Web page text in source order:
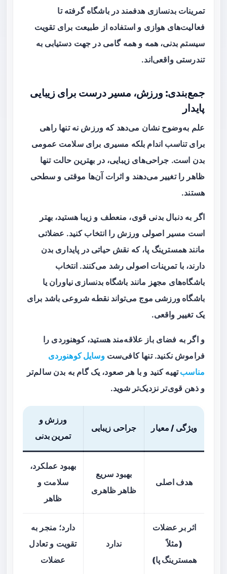
تمرینات بدنسازی هدفمند در باشگاه گرفته تا
فعالیت‌های هوازی و استفاده از طبیعت برای تقویت
سیستم بدنی، همه و همه گامی در جهت دستیابی به
تندرستی واقعی‌اند.
جمع‌بندی: ورزش، مسیر درست برای زیبایی
پایدار
علم به‌وضوح نشان می‌دهد که ورزش نه تنها راهی
برای تناسب اندام بلکه مسیری برای سلامت عمومی
بدن است. جراحی‌های زیبایی، در بهترین حالت تنها
ظاهر را تغییر می‌دهند و اثرات آن‌ها موقتی و سطحی
هستند.
اگر به دنبال بدنی قوی، منعطف و زیبا هستید، بهتر
است مسیر اصولی ورزش را انتخاب کنید. عضلاتی
مانند همسترینگ پا، که نقش حیاتی در پایداری بدن
دارند، با تمرینات اصولی رشد می‌کنند. انتخاب
باشگاه‌های مجهز مانند باشگاه بدنسازی نیاوران یا
باشگاه ورزشی موج می‌تواند نقطه شروعی باشد برای
یک تغییر واقعی.
و اگر به فضای باز علاقه‌مند هستید، کوهنوردی را
فراموش نکنید. تنها کافی‌ستوسایل کوهنوردی
مناسب تهیه کنید و با هر صعود، یک گام به بدن سالم‌تر
و ذهن قوی‌تر نزدیک‌تر شوید.
ویژگی / معیار جراحی زیبایی
ورزش و
تمرین بدنی
هدف اصلی
بهبود سریع
ظاهر ظاهری
بهبود عملکرد،
سلامت و
ظاهر
اثر بر عضلات
(مثلاً
همسترینگ پا)
ندارد
دارد؛ منجر به
تقویت و تعادل
عضلات